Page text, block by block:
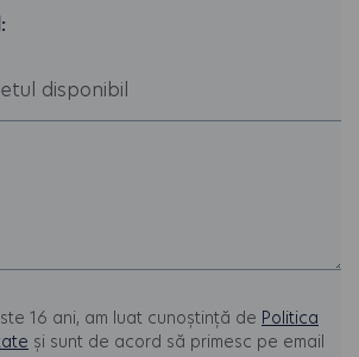
16 ani, am luat cunoștință de Politica
și sunt de acord să primesc pe email